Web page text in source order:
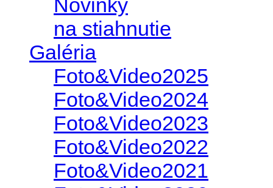
Novinky
na stiahnutie
Galéria
Foto&Video2025
Foto&Video2024
Foto&Video2023
Foto&Video2022
Foto&Video2021